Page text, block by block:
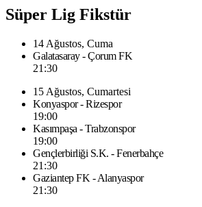
Süper Lig Fikstür
14 Ağustos, Cuma
Galatasaray - Çorum FK
21:30
15 Ağustos, Cumartesi
Konyaspor - Rizespor
19:00
Kasımpaşa - Trabzonspor
19:00
Gençlerbirliği S.K. - Fenerbahçe
21:30
Gaziantep FK - Alanyaspor
21:30